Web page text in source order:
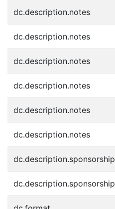
dc.description.notes
dc.description.notes
dc.description.notes
dc.description.notes
dc.description.notes
dc.description.notes
dc.description.sponsorship
dc.description.sponsorship